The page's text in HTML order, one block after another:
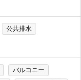
公共排水
バルコニー